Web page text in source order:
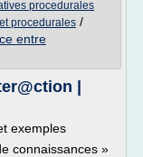
procedurales
procedurales /
entre
|
exemples
connaissances »